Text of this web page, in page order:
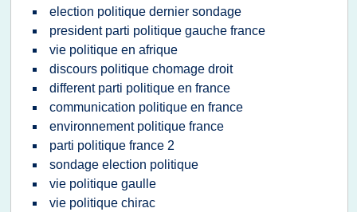
election politique dernier sondage
president parti politique gauche france
vie politique en afrique
discours politique chomage droit
different parti politique en france
communication politique en france
environnement politique france
parti politique france 2
sondage election politique
vie politique gaulle
vie politique chirac